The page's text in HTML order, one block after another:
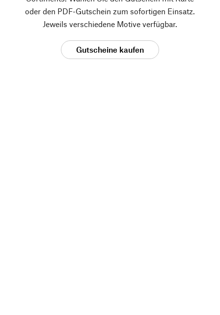
oder den PDF-Gutschein zum sofortigen Einsatz.
Jeweils verschiedene Motive verfügbar.
Gutscheine kaufen